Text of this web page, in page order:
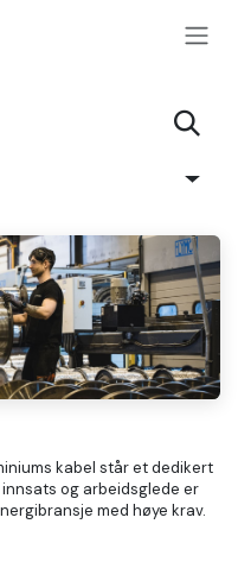
kabel står et dedikert
og arbeidsglede er
med høye krav.